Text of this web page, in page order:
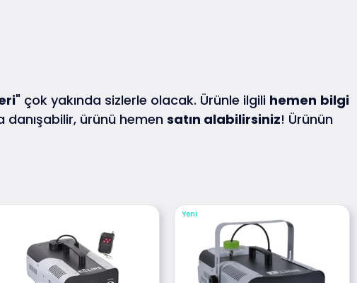
" çok yakında sizlerle olacak. Ürünle ilgili hemen bilgi
danışabilir, ürünü hemen satın alabilirsiniz! Ürünün
Yeni